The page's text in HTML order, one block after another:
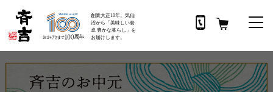
創業大正10年。気仙
沼から「美味しい食
卓 豊かな暮らし」を
お届けします。